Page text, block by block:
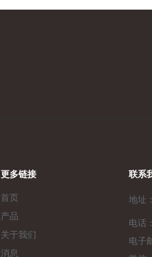
更多链接
首页
产品
关于我们
消息
联系
地址：
电话
电子